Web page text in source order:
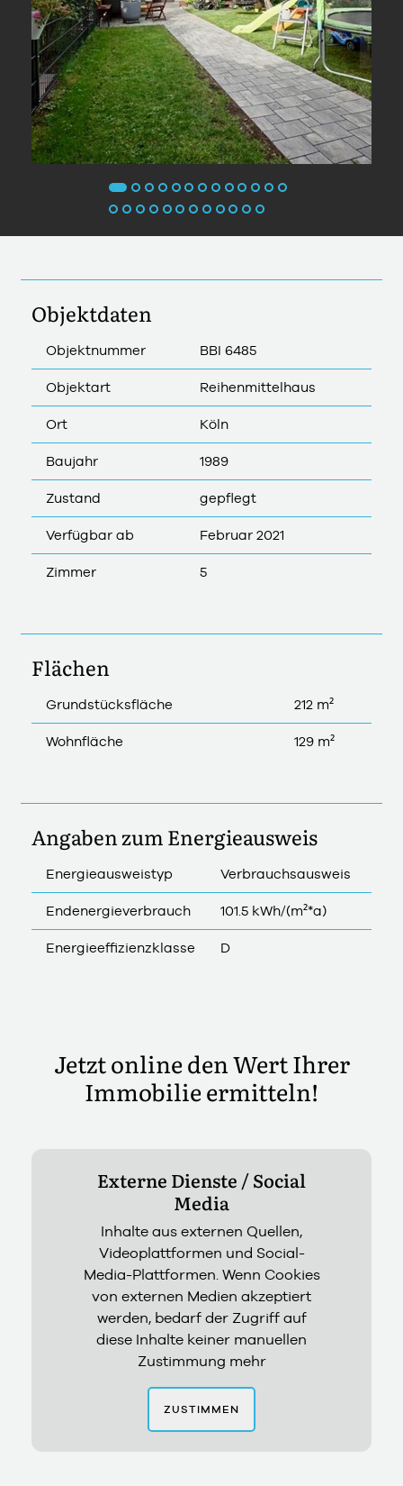
Objektdaten
Objektnummer BBI 6485
Objektart Reihenmittelhaus
Ort Köln
Baujahr 1989
Zustand gepflegt
Verfügbar ab Februar 2021
Zimmer 5
Flächen
Grundstücksfläche 212 m²
Wohnfläche 129 m²
Angaben zum Energieausweis
Energieausweistyp Verbrauchsausweis
Endenergieverbrauch 101.5 kWh/(m²*a)
Energieeffizienzklasse D
Jetzt online den Wert Ihrer
Immobilie ermitteln!
Externe Dienste / Social
Media
Inhalte aus externen Quellen,
Videoplattformen und Social-
Media-Plattformen. Wenn Cookies
von externen Medien akzeptiert
werden, bedarf der Zugriff auf
diese Inhalte keiner manuellen
Zustimmung mehr
ZUSTIMMEN